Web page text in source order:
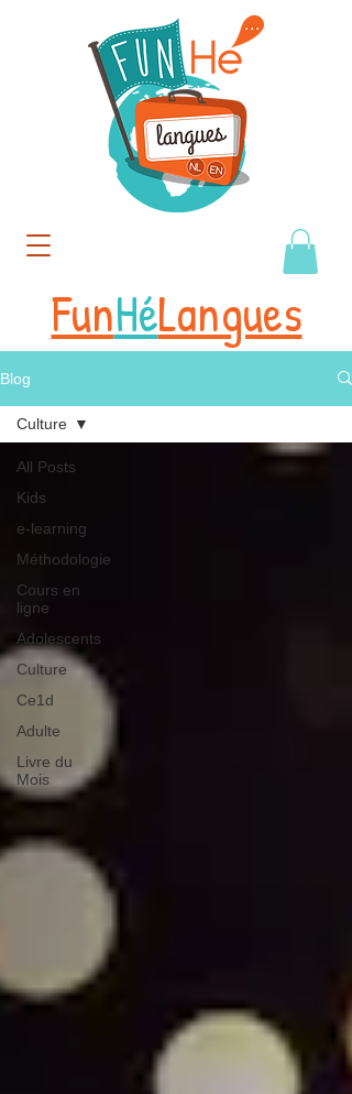
FunHéLangues
Blog
All Posts
Kids
e-learning
Méthodologie
Cours en
ligne
Adolescents
Culture
Ce1d
Adulte
Livre du
Mois
Culture